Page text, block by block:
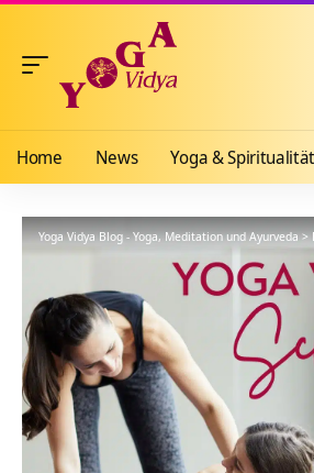
Home News Yoga & Spiritualität
Yoga Vidya Blog - Yoga, Meditation und Ayurveda>